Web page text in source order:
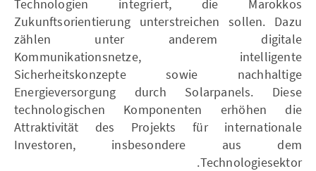
Technologien integriert, die Marokkos
Zukunftsorientierung unterstreichen sollen. Dazu
zählen unter anderem digitale
Kommunikationsnetze, intelligente
Sicherheitskonzepte sowie nachhaltige
Energieversorgung durch Solarpanels. Diese
technologischen Komponenten erhöhen die
Attraktivität des Projekts für internationale
Investoren, insbesondere aus dem
Technologiesektor.